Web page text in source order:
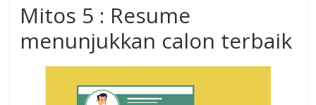
Mitos 5 : Resume
menunjukkan calon terbaik